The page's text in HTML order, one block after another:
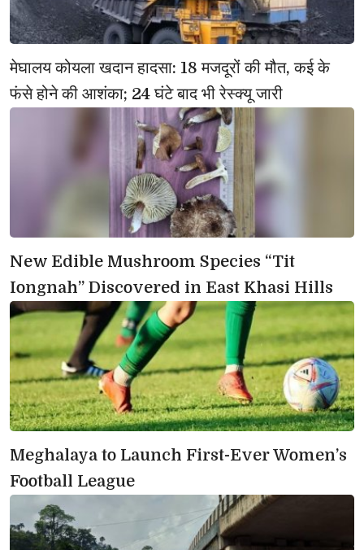
मेघालय कोयला खदान हादसा: 18 मजदूरों की मौत, कई के
फंसे होने की आशंका; 24 घंटे बाद भी रेस्क्यू जारी
New Edible Mushroom Species “Tit
Iongnah” Discovered in East Khasi Hills
Meghalaya to Launch First-Ever Women’s
Football League